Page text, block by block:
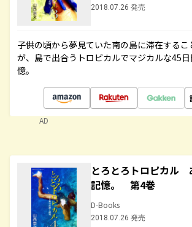
2018.07.26 発売
子供の頃から夢見ていた南の島に滞在する
が、島で出合うトロピカルでマジカルな45
憶。
AD
とろとろトロピカル
記憶。 第4巻
D-Books
2018.07.26 発売